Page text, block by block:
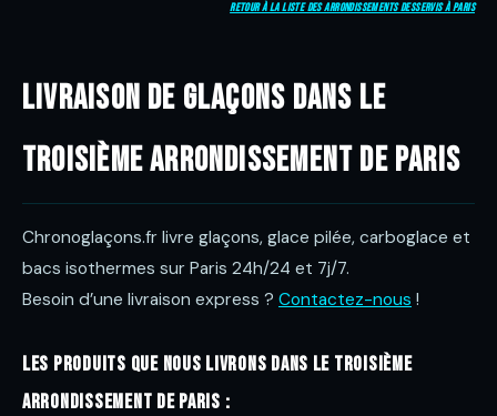
Retour à la liste des arrondissements desservis à Paris
Livraison de glaçons dans le
troisième arrondissement de Paris
Chronoglaçons.fr livre glaçons, glace pilée, carboglace et
bacs isothermes sur Paris 24h/24 et 7j/7.
Besoin d’une livraison express ? Contactez-nous !
Les produits que nous livrons dans le troisième
arrondissement de Paris :